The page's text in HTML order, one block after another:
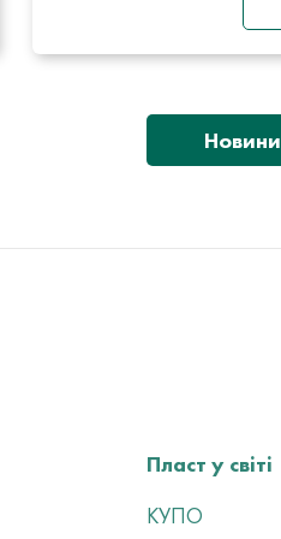
Новини
Пласт у світі
КУПО